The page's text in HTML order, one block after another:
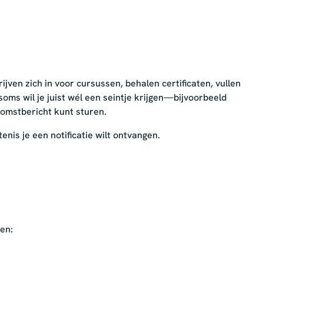
zich in voor cursussen, behalen certificaten, vullen
wil je juist wél een seintje krijgen—bijvoorbeeld
kunt sturen.
je een notificatie wilt ontvangen.